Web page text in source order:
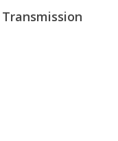
Transmission